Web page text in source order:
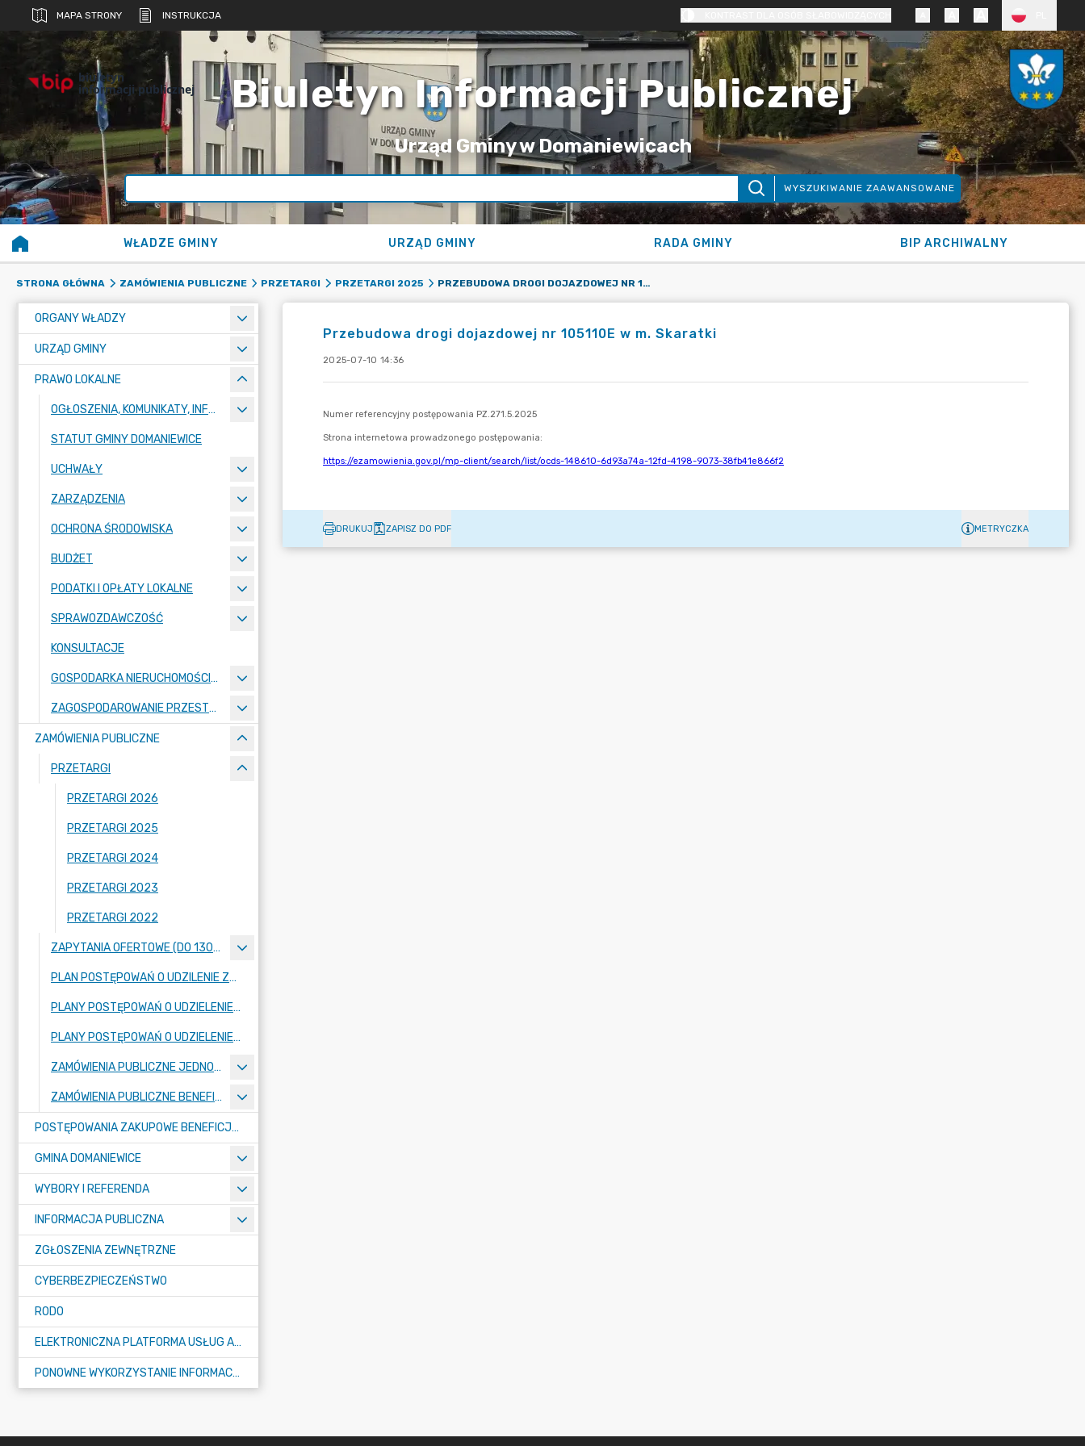
MAPA STRONY INSTRUKCJA
biuletyn
informacji publicznej Biuletyn Informacji Publicznej
Urząd Gminy w Domaniewicach
WYSZUKIWANIE ZAAWANSOWANE
WŁADZE GMINY URZĄD GMINY RADA GMINY BIP ARCHIWALNY
STRONA GŁÓWNA ZAMÓWIENIA PUBLICZNE PRZETARGI PRZETARGI 2025 PRZEBUDOWA DROGI DOJAZDOWEJ NR 105110E W M. SKARATKI
ORGANY WŁADZY
URZĄD GMINY
PRAWO LOKALNE
OGŁOSZENIA, KOMUNIKATY, INFORMACJE
STATUT GMINY DOMANIEWICE
UCHWAŁY
ZARZĄDZENIA
OCHRONA ŚRODOWISKA
BUDŻET
PODATKI I OPŁATY LOKALNE
SPRAWOZDAWCZOŚĆ
KONSULTACJE
GOSPODARKA NIERUCHOMOŚCIAMI
ZAGOSPODAROWANIE PRZESTRZENNE
ZAMÓWIENIA PUBLICZNE
PRZETARGI
PRZETARGI 2026
PRZETARGI 2025
PRZETARGI 2024
PRZETARGI 2023
PRZETARGI 2022
ZAPYTANIA OFERTOWE (DO 130.000 ZŁOTYCH NETTO)
PLAN POSTĘPOWAŃ O UDZILENIE ZAMÓWIEŃ PUBLICZNYCH
PLANY POSTĘPOWAŃ O UDZIELENIE ZAMÓWIEŃ – SZKOŁA PODSTAWOWA IM. JANA PAWŁA II W DOMANIEWICACH
PLANY POSTĘPOWAŃ O UDZIELENIE ZAMÓWIEŃ - SZKOŁA PODSTAWOWA IM. MARII KONOPNICKIEJ W SKARATKACH
ZAMÓWIENIA PUBLICZNE JEDNOSTEK ORGANIZACYJNYCH (SZKÓŁ)
ZAMÓWIENIA PUBLICZNE BENEFICJENTÓW DOTACJI
POSTĘPOWANIA ZAKUPOWE BENEFICJENTÓW DOTACJI
GMINA DOMANIEWICE
WYBORY I REFERENDA
INFORMACJA PUBLICZNA
ZGŁOSZENIA ZEWNĘTRZNE
CYBERBEZPIECZEŃSTWO
RODO
ELEKTRONICZNA PLATFORMA USŁUG ADMINISTRACJI PUBLICZNEJ - EPUAP
PONOWNE WYKORZYSTANIE INFORMACJI PUBLICZNEJ
Przebudowa drogi dojazdowej nr 105110E w m. Skaratki
2025-07-10 14:36
DRUKUJ ZAPISZ DO PDF METRYCZKA